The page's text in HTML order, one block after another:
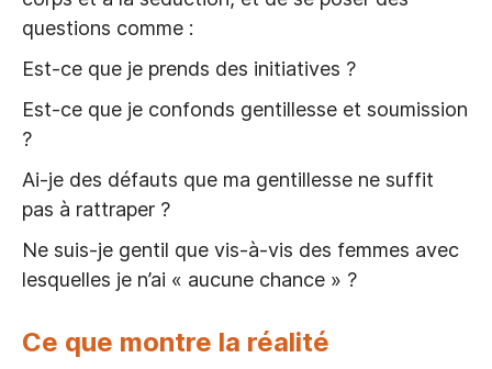
questions comme :
Est-ce que je prends des initiatives ?
Est-ce que je confonds gentillesse et soumission
?
Ai-je des défauts que ma gentillesse ne suffit
pas à rattraper ?
Ne suis-je gentil que vis-à-vis des femmes avec
lesquelles je n’ai « aucune chance » ?
Ce que montre la réalité